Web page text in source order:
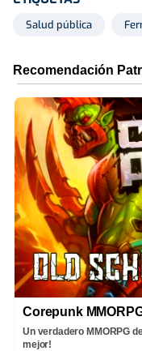
Salud pública
Corepunk
Un verdadero MMORPG
mejor!